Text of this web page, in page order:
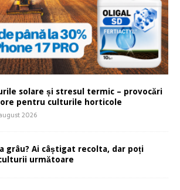
solare și stresul termic – provocări
pentru culturile horticole
2026
grâu? Ai câștigat recolta, dar poți
următoare